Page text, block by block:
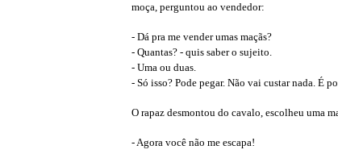
moça, perguntou ao vendedor:
- Dá pra me vender umas maçãs?
- Quantas? - quis saber o sujeito.
- Uma ou duas.
- Só isso? Pode pegar. Não vai custar nada. É
O rapaz desmontou do cavalo, escolheu uma
- Agora você não me escapa!